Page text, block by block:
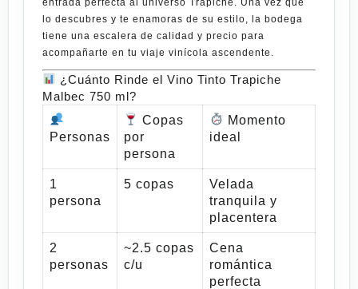
lo descubres y te enamoras de su estilo, la bodega
tiene una escalera de calidad y precio para
acompañarte en tu viaje vinícola ascendente.
¿Cuánto Rinde el Vino Tinto Trapiche
Malbec 750 ml?
Personas
Copas
por
persona
Momento
ideal
1
persona
5 copas
Velada
tranquila y
placentera
2
personas
~2.5 copas
c/u
Cena
romántica
perfecta